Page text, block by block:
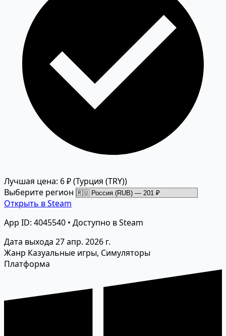
Лучшая цена: 6 ₽(Турция (TRY))
Выберите регион
Открыть в Steam
App ID: 4045540 • Доступно в Steam
Дата выхода 27 апр. 2026 г.
Жанр Казуальные игры, Симуляторы
Платформа